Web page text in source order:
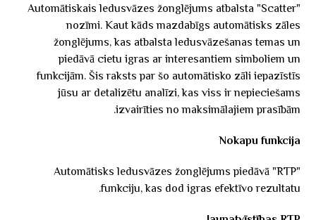
Automātiskais ledusvāzes žonglējums atbalsta "Scatter"
nozīmi. Kaut kāds mazdabīgs automātisks zāles
žonglējums, kas atbalsta ledusvāzešanas temas un
piedāvā cietu igras ar interesantiem simboliem un
funkcijām. Šis raksts par šo automātisko zāli iepazīstīs
jūsu ar detalizētu analīzi, kas viss ir nepieciešams
izvairīties no maksimālajiem prasībām.
Nokapu funkcija
Automātisks ledusvāzes žonglējums piedāvā "RTP"
funkciju, kas dod igras efektīvo rezultatu.